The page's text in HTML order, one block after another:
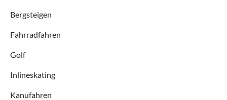
Bergsteigen
Fahrradfahren
Golf
Inlineskating
Kanufahren